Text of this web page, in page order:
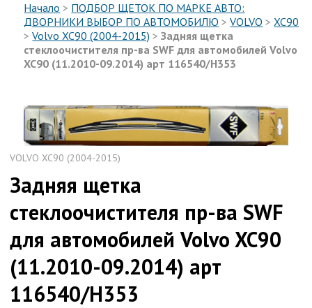
Начало > ПОДБОР ЩЕТОК ПО МАРКЕ АВТО:
ДВОРНИКИ ВЫБОР ПО АВТОМОБИЛЮ >VOLVO >XC90
>Volvo XC90 (2004-2015) >Задняя щетка
стеклоочистителя пр-ва SWF для автомобилей Volvo
XC90 (11.2010-09.2014) арт 116540/H353
VOLVO XC90 (2004-2015)
Задняя щетка
стеклоочистителя пр-ва SWF
для автомобилей Volvo XC90
(11.2010-09.2014) арт
116540/H353